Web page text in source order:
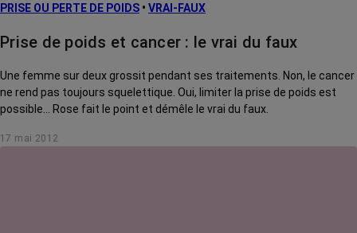
PRISE OU PERTE DE POIDS • VRAI-FAUX
Prise de poids et cancer : le vrai du faux
Une femme sur deux grossit pendant ses traitements. Non, le cancer
ne rend pas toujours squelettique. Oui, limiter la prise de poids est
possible... Rose fait le point et démêle le vrai du faux.
17 mai 2012